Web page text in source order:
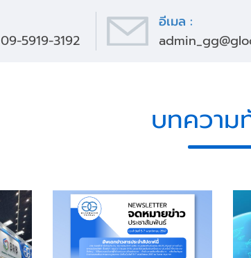
09-5919-3192
อีเมล :
บทความ